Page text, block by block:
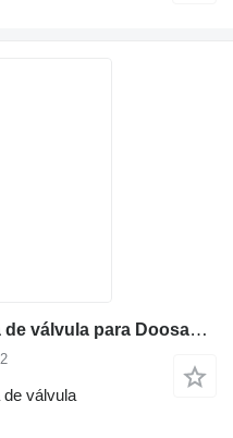
110934-00004 junta para tapa de válvula para Doosan SD300N cargadora de ruedas
de válvula